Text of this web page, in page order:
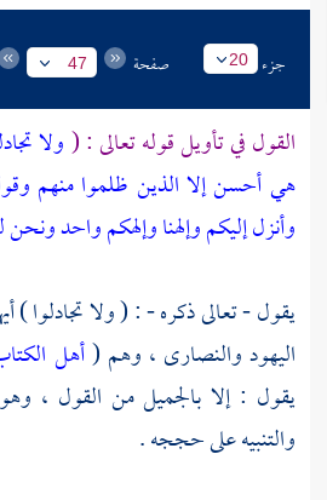
جزء 20 صفحة 47
القول في تأويل قوله تعالى : (ولا
هي أحسن إلا الذين ظلموا منهم
وأنزل إليكم وإلهنا وإلهكم واحد
يقول - تعالى ذكره - : ( ولا تجادلوا )
اليهودوالنصارى ، وهم (أهل
يقول : إلا بالجميل من القول ، وهو
والتنبيه على حججه .